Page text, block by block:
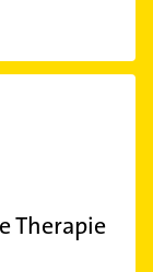
Therapie